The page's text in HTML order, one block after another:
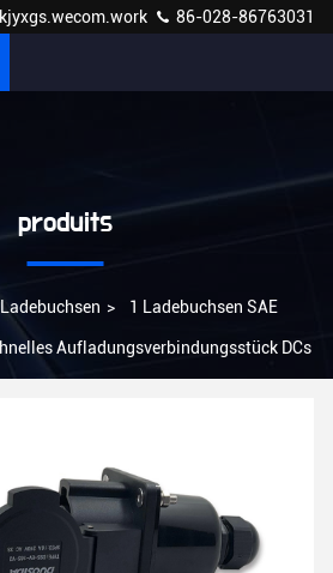
86-028-86763031
produits
> 1 Ladebuchsen SAE
Aufladungsverbindungsstück DCs